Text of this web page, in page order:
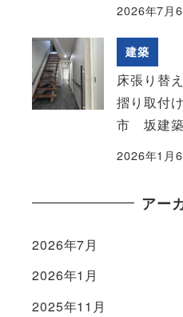
2026年7月
建築
床張り替
摺り取付
市 坂建築
2026年1月
アー
2026年7月
2026年1月
2025年11月